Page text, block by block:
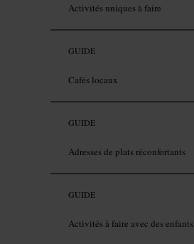
Activités uniques à faire
GUIDE
Cafés locaux
GUIDE
Adresses de plats réconfortants
GUIDE
Activités à faire avec des enfants